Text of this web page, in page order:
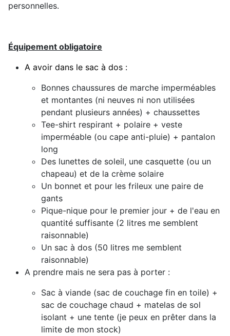
personnelles.
Équipement obligatoire
A avoir dans le sac à dos :
Bonnes chaussures de marche imperméables
et montantes (ni neuves ni non utilisées
pendant plusieurs années) + chaussettes
Tee-shirt respirant + polaire + veste
imperméable (ou cape anti-pluie) + pantalon
long
Des lunettes de soleil, une casquette (ou un
chapeau) et de la crème solaire
Un bonnet et pour les frileux une paire de
gants
Pique-nique pour le premier jour + de l'eau en
quantité suffisante (2 litres me semblent
raisonnable)
Un sac à dos (50 litres me semblent
raisonnable)
A prendre mais ne sera pas à porter :
Sac à viande (sac de couchage fin en toile) +
sac de couchage chaud + matelas de sol
isolant + une tente (je peux en prêter dans la
limite de mon stock)